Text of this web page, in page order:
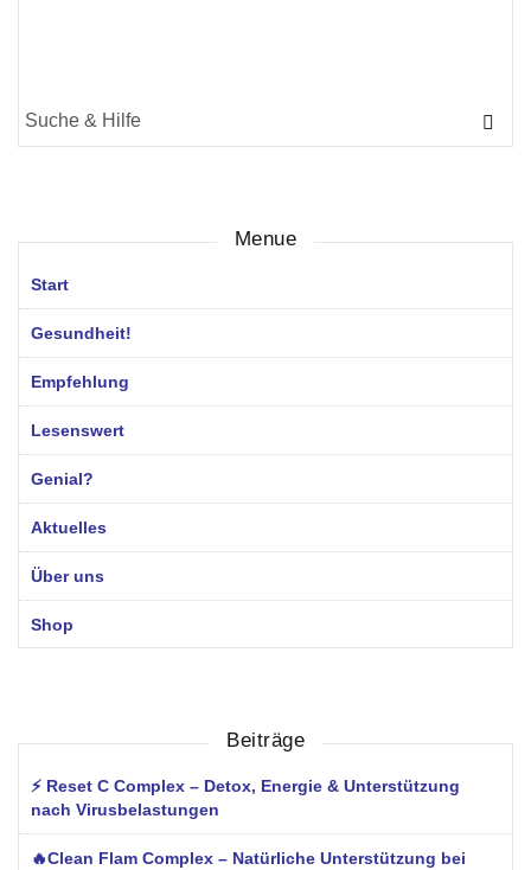
Menue
Start
Gesundheit!
Empfehlung
Lesenswert
Genial?
Aktuelles
Über uns
Shop
Beiträge
⚡ Reset C Complex – Detox, Energie & Unterstützung
nach Virusbelastungen
🔥Clean Flam Complex – Natürliche Unterstützung bei